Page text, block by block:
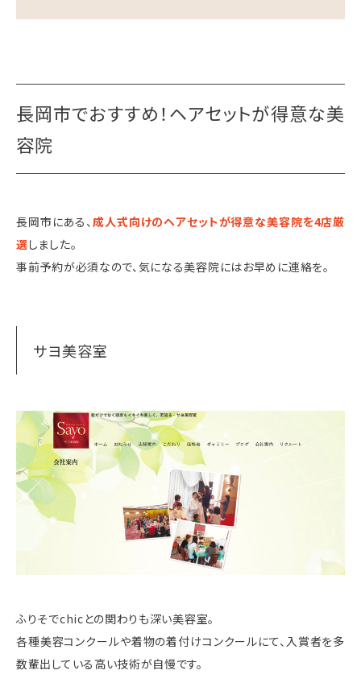
長岡市でおすすめ！ヘアセットが得意な美
容院
長岡市にある、成人式向けのヘアセットが得意な美容院を4店厳
選しました。
事前予約が必須なので、気になる美容院にはお早めに連絡を。
サヨ美容室
ふりそでchicとの関わりも深い美容室。
各種美容コンクールや着物の着付けコンクールにて、入賞者を多
数輩出している高い技術が自慢です。